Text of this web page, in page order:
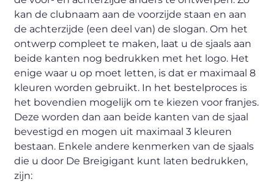
kan de clubnaam aan de voorzijde staan en aan
de achterzijde (een deel van) de slogan. Om het
ontwerp compleet te maken, laat u de sjaals aan
beide kanten nog bedrukken met het logo. Het
enige waar u op moet letten, is dat er maximaal 8
kleuren worden gebruikt. In het bestelproces is
het bovendien mogelijk om te kiezen voor franjes.
Deze worden dan aan beide kanten van de sjaal
bevestigd en mogen uit maximaal 3 kleuren
bestaan. Enkele andere kenmerken van de sjaals
die u door De Breigigant kunt laten bedrukken,
zijn: